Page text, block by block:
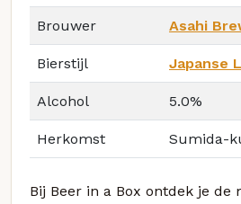
Brouwer Asahi
Bierstijl Japanse
Alcohol 5.0%
Herkomst Sumida-
Bij Beer in a Box ontdek je de